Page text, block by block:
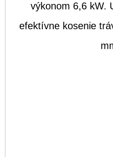
výkonom 6,6 kW.
efektívne kosenie